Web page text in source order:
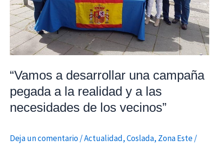
“Vamos a desarrollar una campaña
pegada a la realidad y a las
necesidades de los vecinos”
Deja un comentario/Actualidad,Coslada, Zona Este/
la
realidad
y
a
necesidades
de
los